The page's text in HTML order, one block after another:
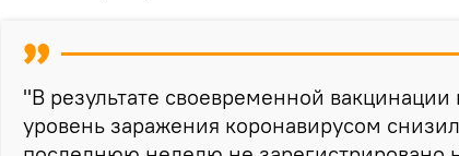
"В результате своевременной вакцинации
уровень заражения коронавирусом